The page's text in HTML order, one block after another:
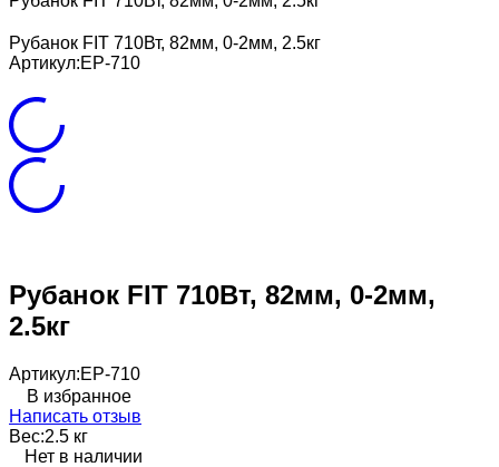
Рубанок FIT 710Вт, 82мм, 0-2мм, 2.5кг
Артикул:EP-710
Рубанок FIT 710Вт, 82мм, 0-2мм,
2.5кг
Артикул:EP-710
В избранное
Написать отзыв
Вес:2.5 кг
Нет в наличии